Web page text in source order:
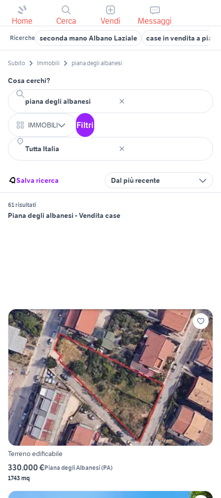
Home Cerca Vendi Messaggi
Ricerche seconda mano Albano Laziale case in vendita a
Subito Immobili piana degli albanesi
Cosa cerchi?
IMMOBILI Filtri
Salva ricerca Dal più recente
61 risultati
Piana degli albanesi - Vendita case
Terreno edificabile
330.000 €Piana degli Albanesi(PA)
1743 mq